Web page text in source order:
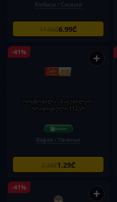
Колбасы / Сосиски
11.95₾6.99₾
-41% +
ორცხობილა "საიუბილეო"
ტრადიციული 112გრ
Вафли / Печенье
2.20₾1.29₾
-41% +